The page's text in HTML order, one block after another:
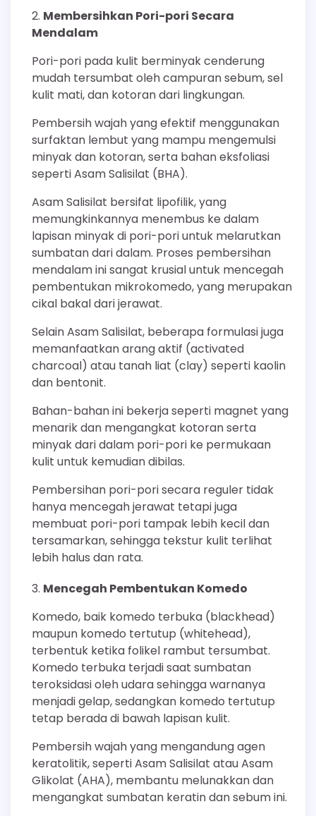
Membersihkan Pori-pori Secara
Mendalam
Pori-pori pada kulit berminyak cenderung
mudah tersumbat oleh campuran sebum, sel
kulit mati, dan kotoran dari lingkungan.
Pembersih wajah yang efektif menggunakan
surfaktan lembut yang mampu mengemulsi
minyak dan kotoran, serta bahan eksfoliasi
seperti Asam Salisilat (BHA).
Asam Salisilat bersifat lipofilik, yang
memungkinkannya menembus ke dalam
lapisan minyak di pori-pori untuk melarutkan
sumbatan dari dalam. Proses pembersihan
mendalam ini sangat krusial untuk mencegah
pembentukan mikrokomedo, yang merupakan
cikal bakal dari jerawat.
Selain Asam Salisilat, beberapa formulasi juga
memanfaatkan arang aktif (activated
charcoal) atau tanah liat (clay) seperti kaolin
dan bentonit.
Bahan-bahan ini bekerja seperti magnet yang
menarik dan mengangkat kotoran serta
minyak dari dalam pori-pori ke permukaan
kulit untuk kemudian dibilas.
Pembersihan pori-pori secara reguler tidak
hanya mencegah jerawat tetapi juga
membuat pori-pori tampak lebih kecil dan
tersamarkan, sehingga tekstur kulit terlihat
lebih halus dan rata.
Mencegah Pembentukan Komedo
Komedo, baik komedo terbuka (blackhead)
maupun komedo tertutup (whitehead),
terbentuk ketika folikel rambut tersumbat.
Komedo terbuka terjadi saat sumbatan
teroksidasi oleh udara sehingga warnanya
menjadi gelap, sedangkan komedo tertutup
tetap berada di bawah lapisan kulit.
Pembersih wajah yang mengandung agen
keratolitik, seperti Asam Salisilat atau Asam
Glikolat (AHA), membantu melunakkan dan
mengangkat sumbatan keratin dan sebum ini.